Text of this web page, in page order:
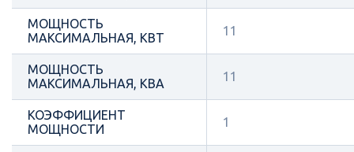
МОЩНОСТЬ
МАКСИМАЛЬНАЯ, КВТ
11
МОЩНОСТЬ
МАКСИМАЛЬНАЯ, КВА
11
КОЭФФИЦИЕНТ
МОЩНОСТИ
1